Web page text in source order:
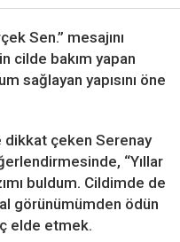
Sen.” mesajını
cilde bakım yapan
sağlayan yapısını öne
dikkat çeken Serenay
“Yıllar
buldum. Cildimde de
görünümümden ödün
elde etmek.